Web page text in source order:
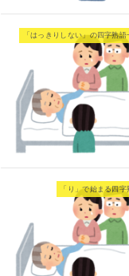
「はっきりしない」の四字熟語
「り」で始まる四字